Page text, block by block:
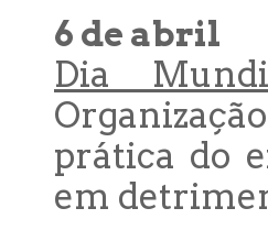
6 de abril
Dia
prática do
em